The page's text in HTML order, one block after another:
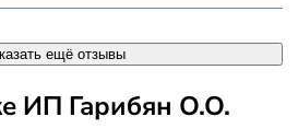
ещё отзывы
ИП Гарибян О.О.